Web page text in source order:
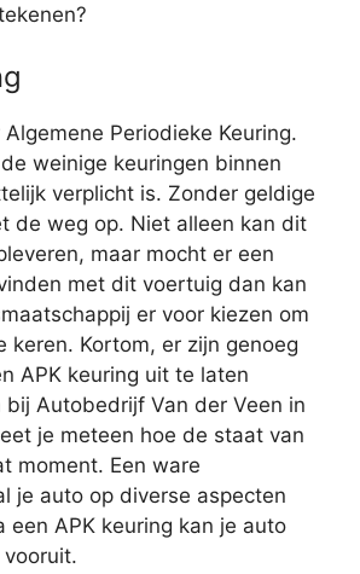
Periodieke Keuring.
weinige keuringen binnen
verplicht is. Zonder geldige
de weg op. Niet alleen kan dit
maar mocht er een
met dit voertuig dan kan
er voor kiezen om
keren. Kortom, er zijn genoeg
APK keuring uit te laten
bij Autobedrijf Van der Veen in
je meteen hoe de staat van
moment. Een ware
je auto op diverse aspecten
een APK keuring kan je auto